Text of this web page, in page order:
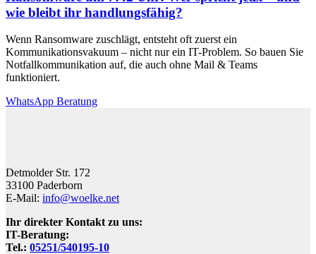
wie bleibt ihr handlungsfähig?
Wenn Ransomware zuschlägt, entsteht oft zuerst ein
Kommunikationsvakuum – nicht nur ein IT-Problem. So bauen Sie
Notfallkommunikation auf, die auch ohne Mail & Teams
funktioniert.
WhatsApp Beratung
Detmolder Str. 172
33100 Paderborn
E-Mail: info@woelke.net
Ihr direkter Kontakt zu uns:
IT-Beratung:
Tel.: 05251/540195-10